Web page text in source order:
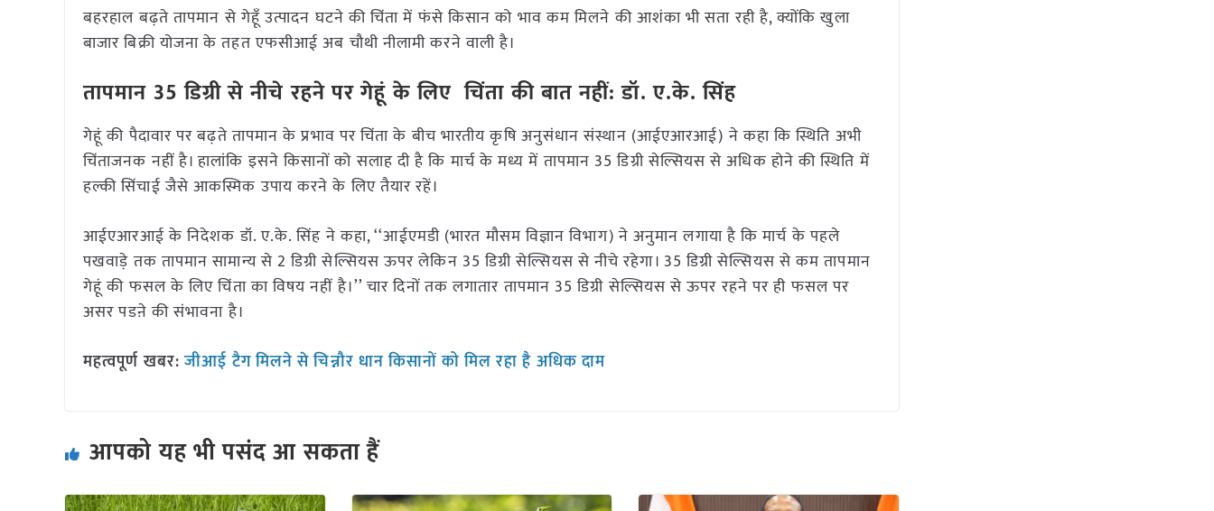
बहरहाल बढ़ते तापमान से गेहूँ उत्पादन घटने की चिंता में फंसे किसान को भाव कम मिलने की आशंका भी सता रही है, क्योंकि खुला
बाजार बिक्री योजना के तहत एफसीआई अब चौथी नीलामी करने वाली है।
तापमान 35 डिग्री से नीचे रहने पर गेहूं के लिए चिंता की बात नहीं: डॉ. ए.के. सिंह
गेहूं की पैदावार पर बढ़ते तापमान के प्रभाव पर चिंता के बीच भारतीय कृषि अनुसंधान संस्थान (आईएआरआई) ने कहा कि स्थिति अभी
चिंताजनक नहीं है। हालांकि इसने किसानों को सलाह दी है कि मार्च के मध्य में तापमान 35 डिग्री सेल्सियस से अधिक होने की स्थिति में
हल्की सिंचाई जैसे आकस्मिक उपाय करने के लिए तैयार रहें।
आईएआरआई के निदेशक डॉ. ए.के. सिंह ने कहा, ‘‘आईएमडी (भारत मौसम विज्ञान विभाग) ने अनुमान लगाया है कि मार्च के पहले
पखवाड़े तक तापमान सामान्य से 2 डिग्री सेल्सियस ऊपर लेकिन 35 डिग्री सेल्सियस से नीचे रहेगा। 35 डिग्री सेल्सियस से कम तापमान
गेहूं की फसल के लिए चिंता का विषय नहीं है।’’ चार दिनों तक लगातार तापमान 35 डिग्री सेल्सियस से ऊपर रहने पर ही फसल पर
असर पडऩे की संभावना है।
महत्वपूर्ण खबर: जीआई टैग मिलने से चिन्नौर धान किसानों को मिल रहा है अधिक दाम
आपको यह भी पसंद आ सकता हैं